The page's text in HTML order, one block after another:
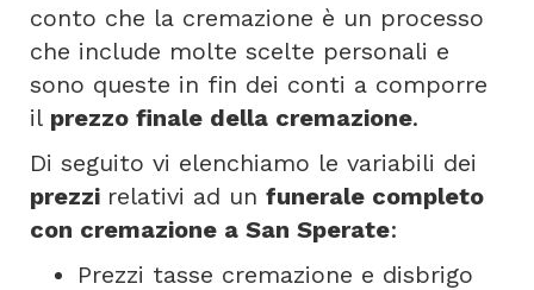
conto che la cremazione è un processo
che include molte scelte personali e
sono queste in fin dei conti a comporre
il prezzo finale della cremazione.
Di seguito vi elenchiamo le variabili dei
prezzi relativi ad un funerale completo
con cremazione a San Sperate:
Prezzi tasse cremazione e disbrigo